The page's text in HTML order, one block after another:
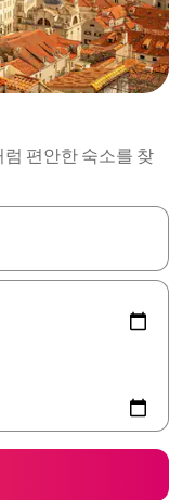
편안한 숙소를 찾
하거나 터치 또는 스와이